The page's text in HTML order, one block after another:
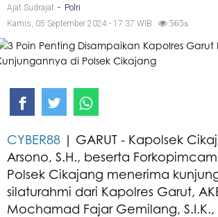
Ajat Sudrajat - Polri
Kamis, 05 September 2024 - 17:37 WIB
565x
CYBER88 | GARUT - Kapolsek
Arsono, S.H., beserta
Polsek Cikajang menerima
silaturahmi dari Kapolres Garut,
Mochamad Fajar Gemilang, S.I.K.,